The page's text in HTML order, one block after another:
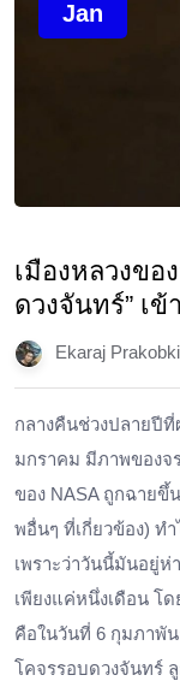
Jan
เมืองหลวงขอ
ดวงจันทร์” เข้
Ekaraj
กลางคืนช่วงปลายปีที่
มกราคม มีภาพของจ
ของ NASA ถูกฉายขึ้
พอื่นๆ ที่เกี่ยวข้อง) ท
เพราะว่าวันนี้มันอยู่ห่
เพียงแค่หนึ่งเดือน โ
คือในวันที่ 6 กุมภาพั
โคจรรอบดวงจันทร์